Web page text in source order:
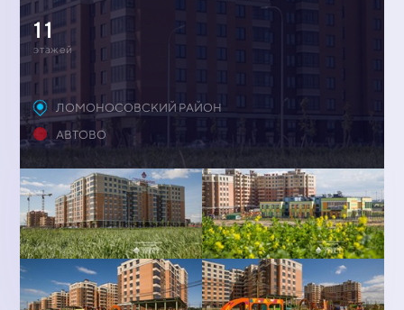
11
этажей
ЛОМОНОСОВСКИЙ РАЙОН
АВТОВО